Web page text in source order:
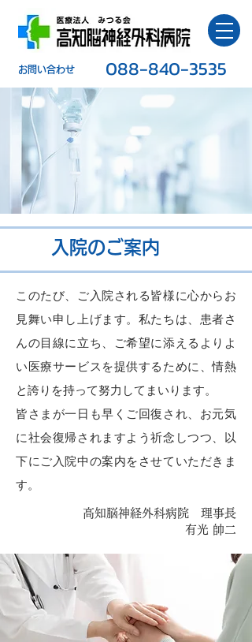
​お問い合わせ 088-840-3535
入院のご案内
このたび、ご入院される皆様に心からお
見舞い申し上げます。私たちは、患者さ
んの目線に立ち、ご希望に添えるよりよ
い医療サービスを提供するために、情熱
と誇りを持って努力してまいります。
皆さまが一日も早くご回復され、お元気
に社会復帰されますよう祈念しつつ、以
下にご入院中の案内をさせていただきま
す。
高知脳神経外科病院 理事長
有光 帥二